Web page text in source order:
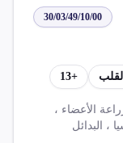
30/03/49/10/00
+
13
الأعضاء ،
، البدائل